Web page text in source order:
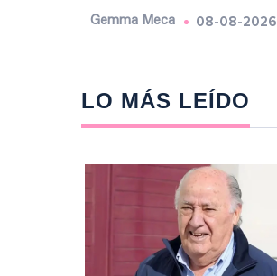
Gemma Meca 08-08-2026
LO MÁS LEÍDO